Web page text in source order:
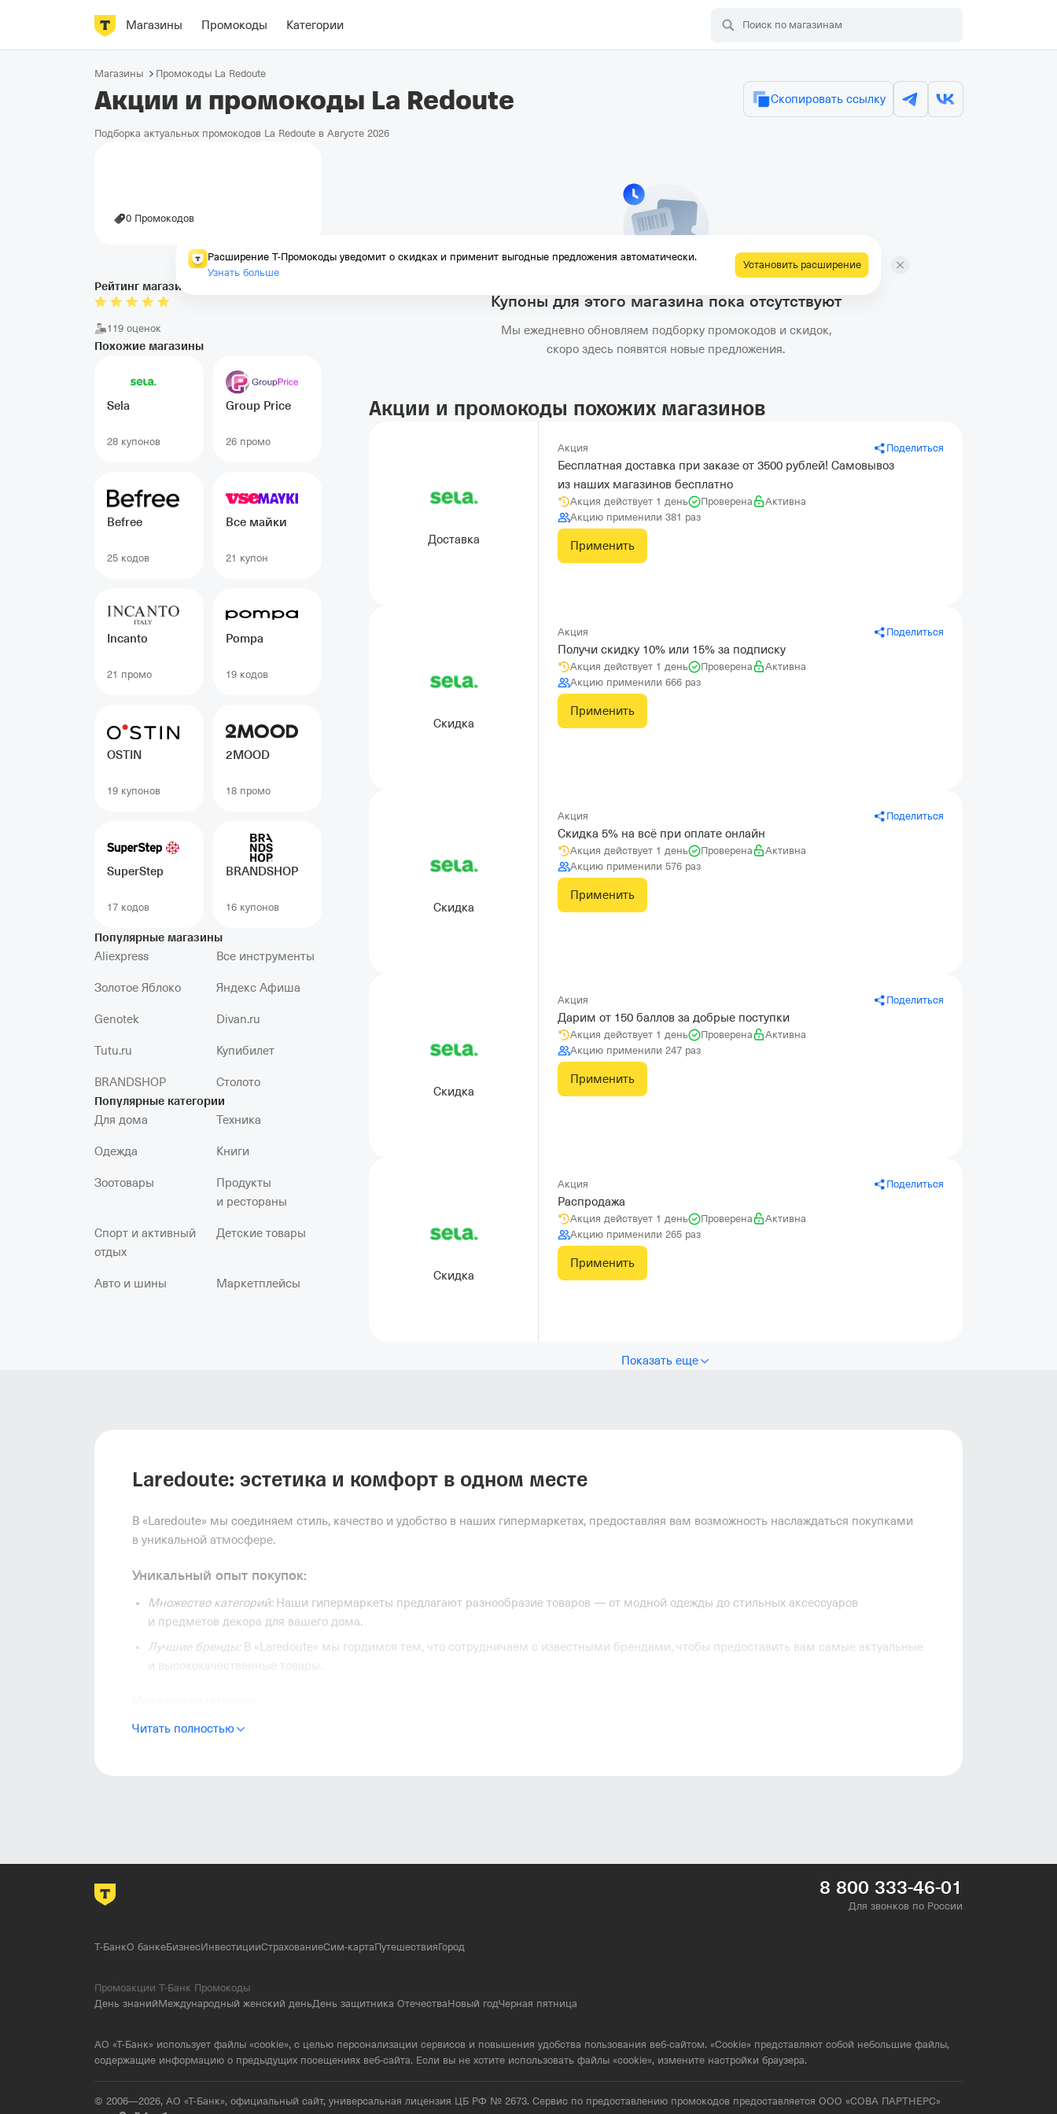
Магазины Промокоды Категории
Магазины Промокоды La Redoute
Акции и промокоды La Redoute
Подборка актуальных промокодов La Redoute в Августе 2026
Скопировать ссылку
Купоны для этого магазина пока отсутствуют
Мы ежедневно обновляем подборку промокодов и скидок,
скоро здесь появятся новые предложения.
Акции и промокоды похожих магазинов
Доставка
Акция Поделиться
Бесплатная доставка при заказе от 3500 рублей! Самовывоз
из наших магазинов бесплатно
Акция действует 1 день Проверена
Активна
Акцию применили 381 раз
Применить
Скидка
Акция Поделиться
Получи скидку 10% или 15% за подписку
Акция действует 1 день Проверена
Активна
Акцию применили 666 раз
Применить
Скидка
Акция Поделиться
Скидка 5% на всё при оплате онлайн
Акция действует 1 день Проверена
Активна
Акцию применили 576 раз
Применить
Скидка
Акция Поделиться
Дарим от 150 баллов за добрые поступки
Акция действует 1 день Проверена
Активна
Акцию применили 247 раз
Применить
Скидка
Акция Поделиться
Распродажа
Акция действует 1 день Проверена
Активна
Акцию применили 265 раз
Применить
Показать еще
0 Промокодов
Рейтинг магазина
119 оценок
Похожие магазины
Sela
28 купонов
Group Price
26 промо
Befree
25 кодов
Все майки
21 купон
Incanto
21 промо
Pompa
19 кодов
OSTIN
19 купонов
2MOOD
18 промо
SuperStep
17 кодов
BRANDSHOP
16 купонов
Популярные магазины
Aliexpress Все инструменты
Золотое Яблоко Яндекс Афиша
Genotek Divan.ru
Tutu.ru Купибилет
BRANDSHOP Столото
Популярные категории
Для дома Техника
Одежда Книги
Зоотовары
Продукты
и рестораны
Спорт и активный
отдых
Детские товары
Авто и шины Маркетплейсы
Laredoute: эстетика и комфорт в одном месте
В «Laredoute» мы соединяем стиль, качество и удобство в наших гипермаркетах, предоставляя вам возможность наслаждаться покупками
в уникальной атмосфере.
Уникальный опыт покупок:
Множество категорий:Наши гипермаркеты предлагают разнообразие товаров — от модной одежды до стильных аксессуаров
и предметов декора для вашего дома.
Лучшие бренды:В «Laredoute» мы гордимся тем, что сотрудничаем с известными брендами, чтобы предоставить вам самые актуальные
и высококачественные товары.
Легкий поиск:Наш удобный интернет-магазин позволяет вам легко находить то, что вам нужно. Просто пролистайте разделы
Читать полностью
8 800 333-46-01
Для звонков по России
Т-БанкО банкеБизнесИнвестицииСтрахованиеСим-картаПутешествияГород
Промоакции Т-Банк Промокоды
День знанийМеждународный женский деньДень защитника ОтечестваНовый годЧерная пятница
АО «Т-Банк» использует файлы «cookie», с целью персонализации сервисов и повышения удобства пользования веб-сайтом. «Cookie» представляют собой небольшие файлы,
содержащие информацию о предыдущих посещениях веб-сайта. Если вы не хотите использовать файлы «cookie», измените настройки браузера.
© 2006—2026, АО «Т-Банк», официальный сайт, универсальная лицензия ЦБ РФ № 2673. Сервис по предоставлению промокодов предоставляется ООО «СОВА ПАРТНЕРС»
Расширение Т-Промокоды уведомит о скидках и применит выгодные предложения автоматически.
Узнать больше
Установить расширение